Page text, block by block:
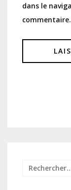
dans le
commentaire.
Rechercher :